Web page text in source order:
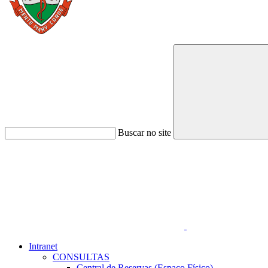
Buscar no site
Intranet
CONSULTAS